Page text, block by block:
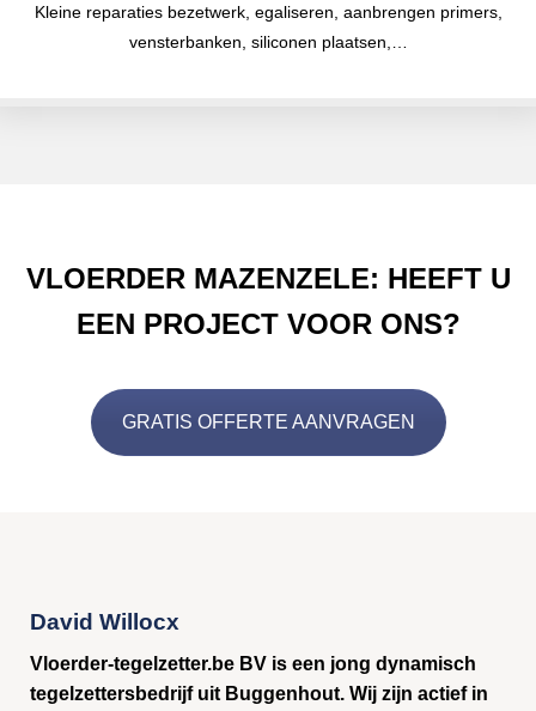
Kleine reparaties bezetwerk, egaliseren, aanbrengen primers,
vensterbanken, siliconen plaatsen,…
VLOERDER MAZENZELE: HEEFT U
EEN PROJECT VOOR ONS?
GRATIS OFFERTE AANVRAGEN
David Willocx
Vloerder-tegelzetter.be BV is een jong dynamisch
tegelzettersbedrijf uit Buggenhout. Wij zijn actief in